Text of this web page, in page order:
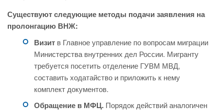
Существуют следующие методы подачи заявления на
пролонгацию ВНЖ:
Визит в Главное управление по вопросам миграции
Министерства внутренних дел России. Мигранту
требуется посетить отделение ГУВМ МВД,
составить ходатайство и приложить к нему
комплект документов.
Обращение в МФЦ. Порядок действий аналогичен